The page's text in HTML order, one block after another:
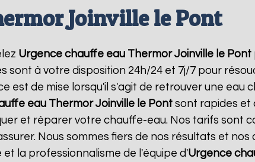
Joinville le Pont
Urgence chauffe eau Thermor Joinville le Pont
à votre disposition 24h/24 et 7j/7 pour
est de mise lorsqu'il s'agit de retrouver une eau
eau Thermor Joinville le Pontsont rapides et
et réparer votre chauffe-eau. Nos tarifs sont
Nous sommes fiers de nos résultats et nos
la professionnalisme de l'équipe d'Urgence